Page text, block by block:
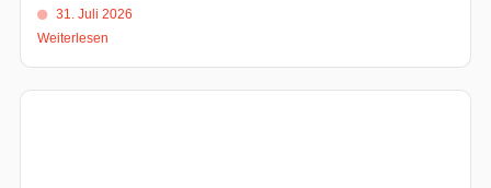
31. Juli 2026
Weiterlesen